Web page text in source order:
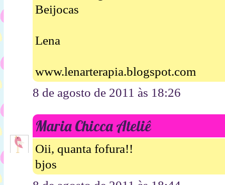
Beijocas
Lena
www.lenarterapia.blogspot.com
8 de agosto de 2011 às 18:26
Maria Chicca Ateliê
Oii, quanta fofura!!
bjos